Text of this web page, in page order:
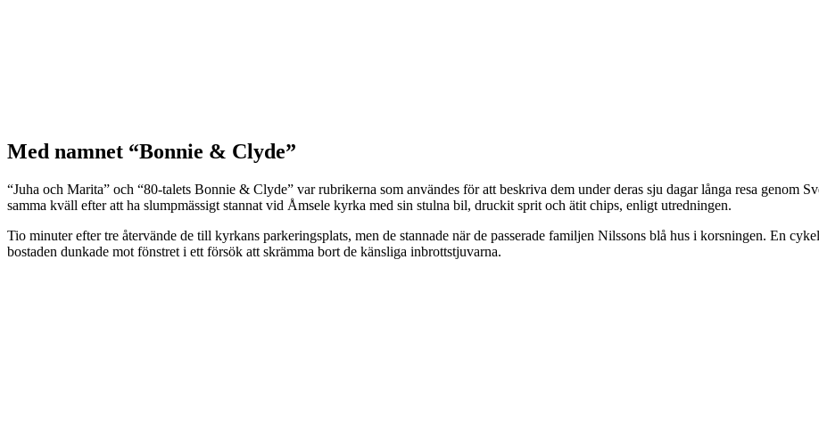
Med namnet “Bonnie & Clyde”
“Juha och Marita” och “80-talets Bonnie & Clyde” var rubrikerna som användes för att beskriva dem under deras sju dagar långa resa genom
samma kväll efter att ha slumpmässigt stannat vid Åmsele kyrka med sin stulna bil, druckit sprit och ätit chips, enligt utredningen.
Tio minuter efter tre återvände de till kyrkans parkeringsplats, men de stannade när de passerade familjen Nilssons blå hus i korsningen. En
bostaden dunkade mot fönstret i ett försök att skrämma bort de känsliga inbrottstjuvarna.